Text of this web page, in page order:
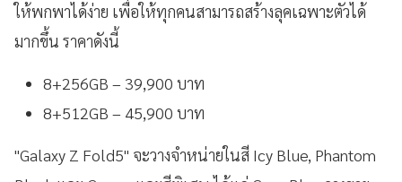
ให้พกพาได้ง่าย เพื่อให้ทุกคนสามารถสร้างลุคเฉพาะตัวได้
มากขึ้น ราคาดังนี้
8+256GB – 39,900 บาท
8+512GB – 45,900 บาท
"Galaxy Z Fold5" จะวางจำหน่ายในสี Icy Blue, Phantom